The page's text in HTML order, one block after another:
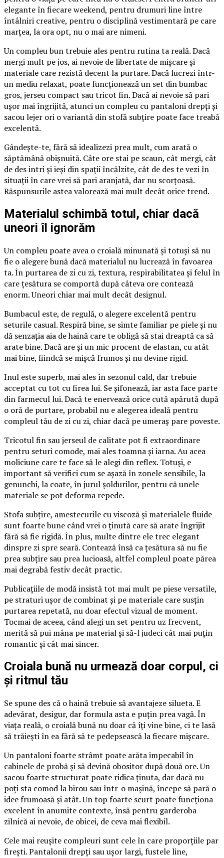
elegante în fiecare weekend, pentru drumuri line între
întâlniri creative, pentru o disciplină vestimentară pe care
marțea, la ora opt, nu o mai are nimeni.
Un compleu bun trebuie ales pentru rutina ta reală. Dacă
mergi mult pe jos, ai nevoie de libertate de mișcare și
materiale care rezistă decent la purtare. Dacă lucrezi într-
un mediu relaxat, poate funcționează un set din bumbac
gros, jerseu compact sau tricot fin. Dacă ai nevoie să pari
ușor mai îngrijită, atunci un compleu cu pantaloni drepți și
sacou lejer ori o variantă din stofă subțire poate face treabă
excelentă.
Gândește-te, fără să idealizezi prea mult, cum arată o
săptămână obișnuită. Câte ore stai pe scaun, cât mergi, cât
de des intri și ieși din spații încălzite, cât de des te vezi în
situații în care vrei să pari aranjată, dar nu scorțoasă.
Răspunsurile astea valorează mai mult decât orice trend.
Materialul schimbă totul, chiar dacă
uneori îl ignorăm
Un compleu poate avea o croială minunată și totuși să nu
fie o alegere bună dacă materialul nu lucrează în favoarea
ta. În purtarea de zi cu zi, textura, respirabilitatea și felul în
care țesătura se comportă după câteva ore contează
enorm. Uneori chiar mai mult decât designul.
Bumbacul este, de regulă, o alegere excelentă pentru
seturile casual. Respiră bine, se simte familiar pe piele și nu
dă senzația aia de haină care te obligă să stai dreaptă ca să
arate bine. Dacă are și un mic procent de elastan, cu atât
mai bine, fiindcă se mișcă frumos și nu devine rigid.
Inul este superb, mai ales în sezonul cald, dar trebuie
acceptat cu tot cu firea lui. Se șifonează, iar asta face parte
din farmecul lui. Dacă te enervează orice cută apărută după
o oră de purtare, probabil nu e alegerea ideală pentru
compleul tău de zi cu zi, chiar dacă pe umeraș pare poveste.
Tricotul fin sau jerseul de calitate pot fi extraordinare
pentru seturi comode, mai ales toamna și iarna. Au acea
moliciune care te face să le alegi din reflex. Totuși, e
important să verifici cum se așază în zonele sensibile, la
genunchi, la coate, în jurul șoldurilor, pentru că unele
materiale se pot deforma repede.
Stofa subțire, amestecurile cu viscoză și materialele fluide
sunt foarte bune când vrei o ținută care să arate îngrijit
fără să fie rigidă. În plus, multe dintre ele trec elegant
dinspre zi spre seară. Contează însă ca țesătura să nu fie
prea subțire sau prea lucioasă, altfel compleul poate părea
mai degrabă festiv decât practic.
Publicațiile de modă insistă tot mai mult pe piese versatile,
pe straturi ușor de combinat și pe materiale care susțin
purtarea repetată, nu doar efectul vizual de moment.
Tocmai de aceea, când alegi un set pentru uz frecvent,
merită să pui mâna pe material și să-l judeci cât mai puțin
romantic și cât mai sincer.
Croiala bună nu urmează doar corpul, ci
și ritmul tău
Se spune des că o haină trebuie să avantajeze silueta. E
adevărat, desigur, dar formula asta e puțin prea vagă. În
viața reală, o croială bună nu doar că îți vine bine, ci te lasă
să trăiești în ea fără să te pedepsească la fiecare mișcare.
Un pantaloni foarte strâmt poate arăta impecabil în
cabinele de probă și să devină obositor după două ore. Un
sacou foarte structurat poate ridica ținuta, dar dacă nu
poți sta comod la birou sau într-o mașină, începe să pară o
idee frumoasă și atât. Un top foarte scurt poate funcționa
excelent în anumite contexte, însă pentru garderoba
zilnică ai nevoie, de obicei, de ceva mai flexibil.
Cele mai reușite compleuri sunt cele în care proporțiile par
firești. Pantalonii drepți sau ușor largi, fustele line,